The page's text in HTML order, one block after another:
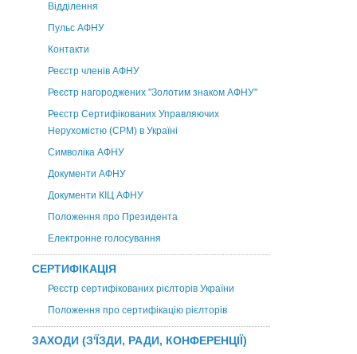
Відділення
Пульс АФНУ
Контакти
Реєстр членів АФНУ
Реєстр нагороджених "Золотим знаком АФНУ"
Реєстр Сертифікованих Управляючих
Нерухомістю (CPM) в Україні
Символіка АФНУ
Документи АФНУ
Документи КІЦ АФНУ
Положення про Президента
Електронне голосування
СЕРТИФІКАЦІЯ
Реєстр сертифікованих рієлторів України
Положення про сертифікацію рієлторів
ЗАХОДИ (З'ЇЗДИ, РАДИ, КОНФЕРЕНЦІЇ)